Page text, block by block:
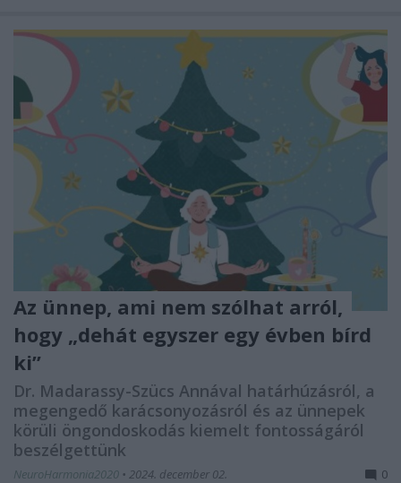
Az ünnep, ami nem szólhat arról,
hogy „dehát egyszer egy évben bírd
ki”
Dr. Madarassy-Szücs Annával határhúzásról, a
megengedő karácsonyozásról és az ünnepek
körüli öngondoskodás kiemelt fontosságáról
beszélgettünk
NeuroHarmonia2020 • 2024. december 02. 0